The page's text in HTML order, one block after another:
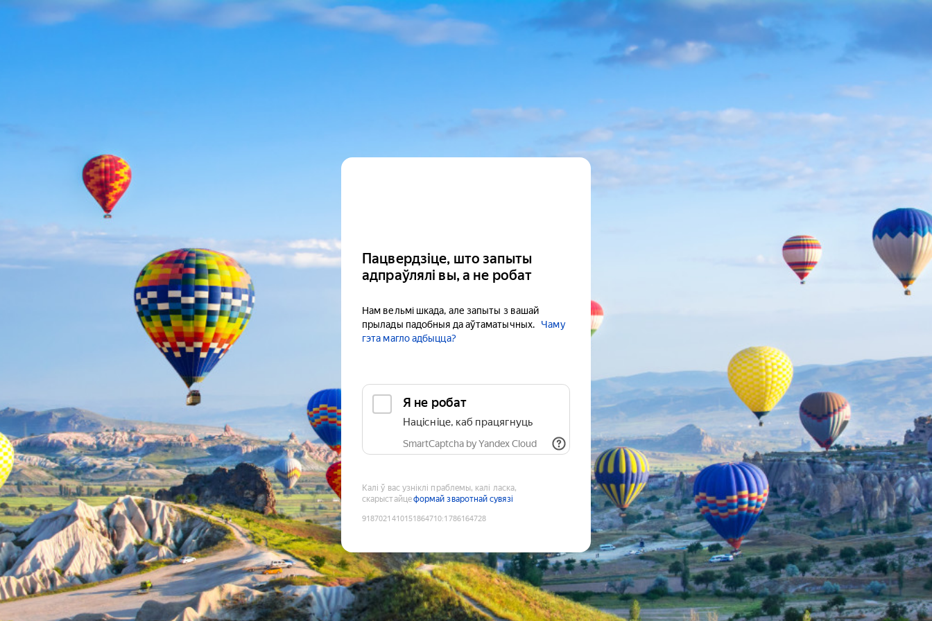
Пацвердзіце, што запыты
адпраўлялі вы, а не робат
Нам вельмі шкада, але запыты з вашай
прылады падобныя да аўтаматычных.
Чаму
гэта магло адбыцца?
Я не робат
Націсніце, каб працягнуць
SmartCaptcha by Yandex Cloud
Калі ў вас узніклі праблемы, калі ласка,
скарыстайцеформай зваротнай сувязі
9187021410151864710:1786164728